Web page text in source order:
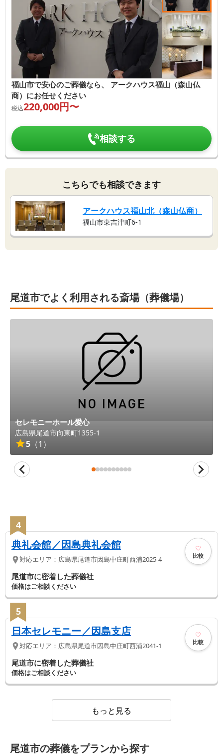
福山市で安心のご葬儀なら、 アークハウス福山（森山仏
商）にお任せください
税込220,000円〜
相談する
こちらでも相談できます
アークハウス福山北（森山仏商）
福山市東吉津町6-1
尾道市でよく利用される斎場（葬儀場）
セレモニーホール愛心
広島県尾道市向東町1355-1
5 （1 ）
4
典礼会館／因島典礼会館
対応エリア： 広島県尾道市因島中庄町西浦2025-4 比較
尾道市に密着した葬儀社
価格はご相談ください
5
日本セレモニー／因島支店
対応エリア： 広島県尾道市因島中庄町西浦2041-1 比較
尾道市に密着した葬儀社
価格はご相談ください
もっと見る
尾道市の葬儀をプランから探す